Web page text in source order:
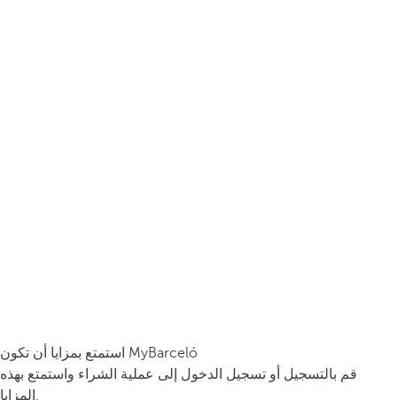
استمتع بمزايا أن تكون MyBarceló
قم بالتسجيل أو تسجيل الدخول إلى عملية الشراء واستمتع بهذه
المزايا.